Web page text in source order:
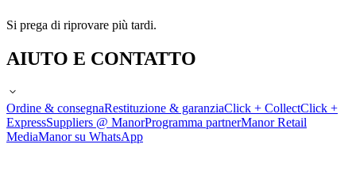
Si prega di riprovare più tardi.
AIUTO E CONTATTO
Ordine & consegnaRestituzione & garanziaClick + CollectClick +
ExpressSuppliers @ ManorProgramma partnerManor Retail
MediaManor su WhatsApp